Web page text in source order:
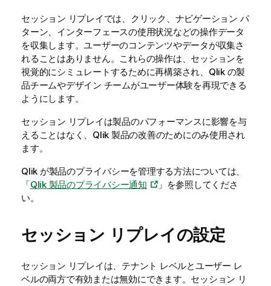
セッション リプレイでは、クリック、ナビゲーション パ
ターン、インターフェースの使用状況などの操作データ
を収集します。ユーザーのコンテンツやデータが収集さ
れることはありません。これらの操作は、セッションを
視覚的にシミュレートするために再構築され、 Qlikの製
品チームやデザイン チームがユーザー体験を再現できる
ようにします。
セッション リプレイは製品のパフォーマンスに影響を与
えることはなく、 Qlik 製品の改善のためにのみ使用され
ます。
Qlik が製品のプライバシーを管理する方法については、
「Qlik製品のプライバシー通知
」を参照してくださ
い。
セッション リプレイの設定
セッション リプレイは、テナント レベルとユーザー レ
ベルの両方で有効または無効にできます。セッション リ